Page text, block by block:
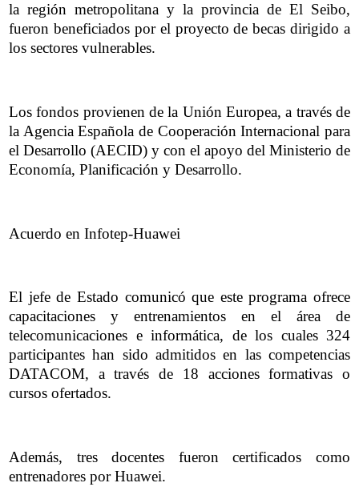
la región metropolitana y la provincia de El Seibo,
fueron beneficiados por el proyecto de becas dirigido a
los sectores vulnerables.
Los fondos provienen de la Unión Europea, a través de
la Agencia Española de Cooperación Internacional para
el Desarrollo (AECID) y con el apoyo del Ministerio de
Economía, Planificación y Desarrollo.
Acuerdo en Infotep-Huawei
El jefe de Estado comunicó que este programa ofrece
capacitaciones y entrenamientos en el área de
telecomunicaciones e informática, de los cuales 324
participantes han sido admitidos en las competencias
DATACOM, a través de 18 acciones formativas o
cursos ofertados.
Además, tres docentes fueron certificados como
entrenadores por Huawei.